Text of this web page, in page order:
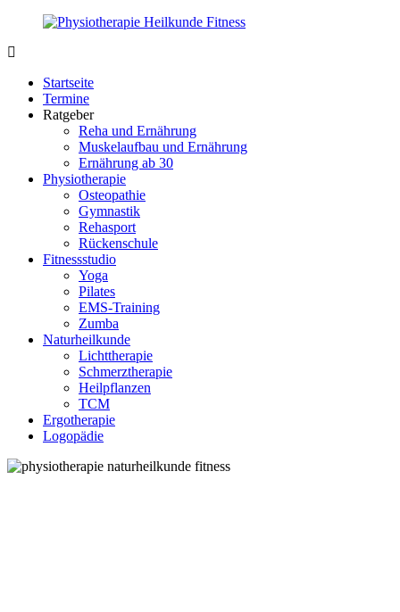
Zurück
Inhalt
Fit.de
Körper
Startseite
Termine
Ratgeber
Reha und Ernährung
Muskelaufbau und Ernährung
Ernährung ab 30
Physiotherapie
Osteopathie
Gymnastik
Rehasport
Rückenschule
Fitnessstudio
Yoga
Pilates
EMS-Training
Zumba
Naturheilkunde
Lichttherapie
Schmerztherapie
Heilpflanzen
TCM
Ergotherapie
Logopädie